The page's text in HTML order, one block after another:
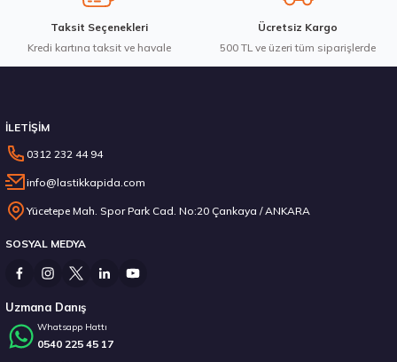
3.382,50 ₺
Taksit Seçenekleri
Kredi kartına taksit ve havale
Ücretsiz Kargo
500 TL ve üzeri tüm siparişlerde
İLETİŞİM
0312 232 44 94
info@lastikkapida.com
Yücetepe Mah. Spor Park Cad. No:20 Çankaya / ANKARA
SOSYAL MEDYA
Uzmana Danış
Whatsapp Hattı
0540 225 45 17